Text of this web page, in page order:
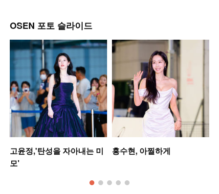
OSEN 포토 슬라이드
고윤정,'탄성을 자아내는 미
모'
홍수현, 아찔하게